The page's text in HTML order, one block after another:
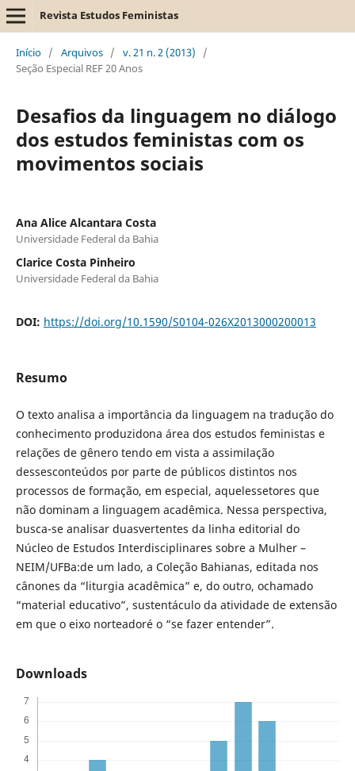
Revista Estudos Feministas
Início / Arquivos / v. 21 n. 2 (2013)
/
Seção Especial REF 20 Anos
Desafios da linguagem no diálogo
dos estudos feministas com os
movimentos sociais
Ana Alice Alcantara Costa
Universidade Federal da Bahia
Clarice Costa Pinheiro
Universidade Federal da Bahia
DOI: https://doi.org/10.1590/S0104-026X2013000200013
Resumo
O texto analisa a importância da linguagem na tradução do
conhecimento produzidona área dos estudos feministas e
relações de gênero tendo em vista a assimilação
dessesconteúdos por parte de públicos distintos nos
processos de formação, em especial, aquelessetores que
não dominam a linguagem acadêmica. Nessa perspectiva,
busca-se analisar duasvertentes da linha editorial do
Núcleo de Estudos Interdisciplinares sobre a Mulher –
NEIM/UFBa:de um lado, a Coleção Bahianas, editada nos
cânones da “liturgia acadêmica” e, do outro, ochamado
“material educativo”, sustentáculo da atividade de extensão
em que o eixo norteadoré o “se fazer entender”.
Downloads